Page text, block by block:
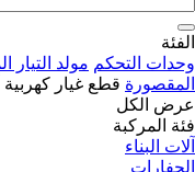
الفئة
وحدات التحكم مولد التيار
المقصورة قطع غيار
عرض الكل
فئة المركبة
آلات البناء
الحفارات